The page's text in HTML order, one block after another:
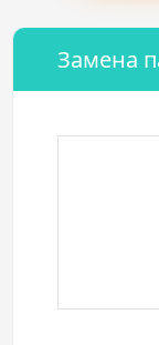
Замена